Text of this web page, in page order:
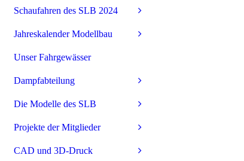
Schaufahren des SLB 2024
Jahreskalender Modellbau
Unser Fahrgewässer
Dampfabteilung
Die Modelle des SLB
Projekte der Mitglieder
CAD und 3D-Druck